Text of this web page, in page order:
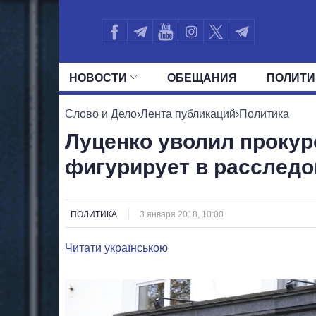
НОВОСТИ ОБЕЩАНИЯ
ВСЕ ПОЛИТИКИ ПРЕЗИДЕНТ И
Слово и Дело›Лента публикаций›Политика
Луценко уволил
фигурирует в
ПОЛИТИКА 3 января 2018, 10:00
Читати українською